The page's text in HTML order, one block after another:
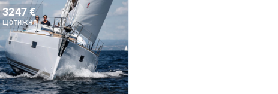
3247 €
ЩОТИЖНЯ